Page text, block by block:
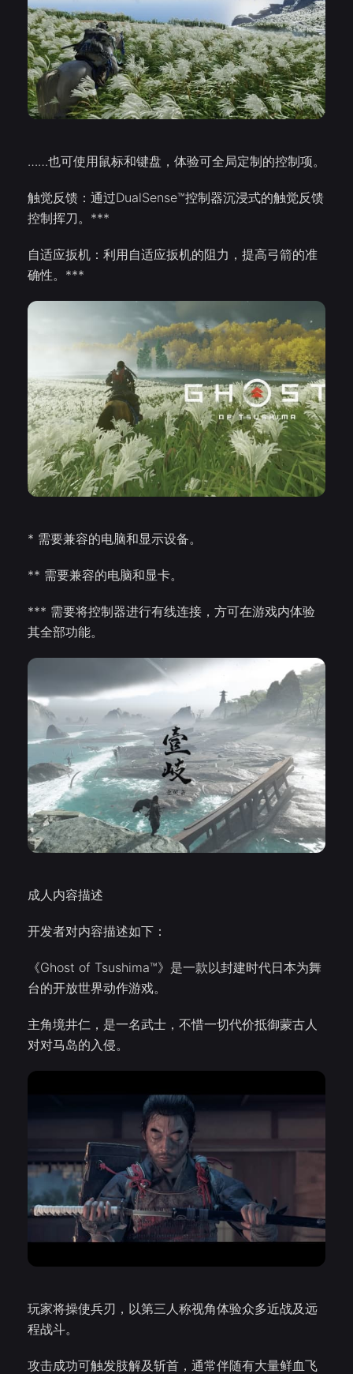
……也可使用鼠标和键盘，体验可全局定制的控制项。
触觉反馈：通过DualSense™控制器沉浸式的触觉反馈
控制挥刀。***
自适应扳机：利用自适应扳机的阻力，提高弓箭的准
确性。***
* 需要兼容的电脑和显示设备。
** 需要兼容的电脑和显卡。
*** 需要将控制器进行有线连接，方可在游戏内体验
其全部功能。
成人内容描述
开发者对内容描述如下：
《Ghost of Tsushima™》是一款以封建时代日本为舞
台的开放世界动作游戏。
主角境井仁，是一名武士，不惜一切代价抵御蒙古人
对对马岛的入侵。
玩家将操使兵刃，以第三人称视角体验众多近战及远
程战斗。
攻击成功可触发肢解及斩首，通常伴随有大量鲜血飞